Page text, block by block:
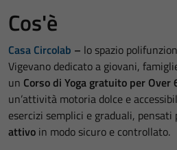
Cos'è
Casa Circolab – lo spazio
Vigevano dedicato a giovani,
un Corso di Yoga gratuito per Over
un’attività motoria dolce e
esercizi semplici e graduali, pensati
attivo in modo sicuro e controllato.